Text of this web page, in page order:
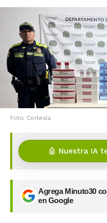
Foto: Cortesía
🤖 Nuestra IA
Agrega Minuto30
en Google